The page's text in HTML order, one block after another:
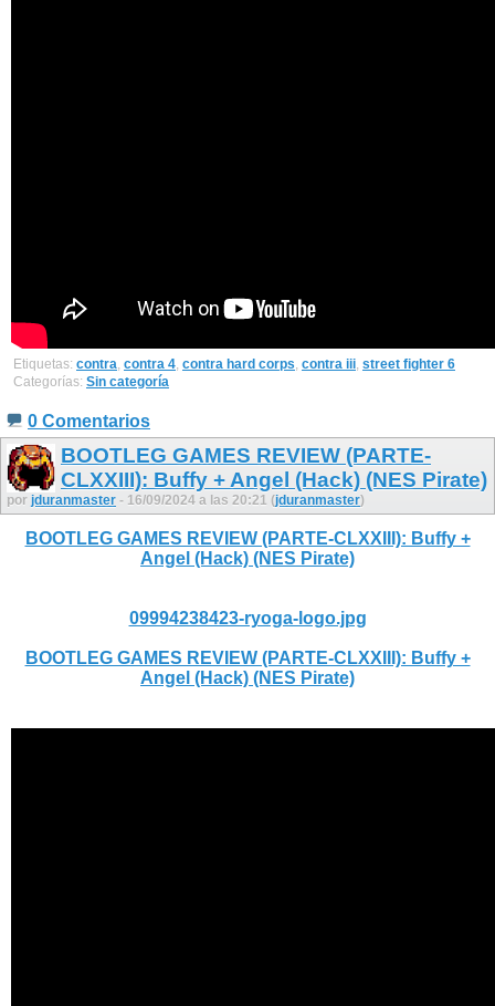
Etiquetas: contra, contra 4, contra hard corps, contra iii, street fighter 6
Categorías: Sin categoría
0 Comentarios
BOOTLEG GAMES REVIEW (PARTE-
CLXXIII): Buffy + Angel (Hack) (NES Pirate)
por jduranmaster - 16/09/2024 a las 20:21 (jduranmaster)
BOOTLEG GAMES REVIEW (PARTE-CLXXIII): Buffy +
Angel (Hack) (NES Pirate)
09994238423-ryoga-logo.jpg
BOOTLEG GAMES REVIEW (PARTE-CLXXIII): Buffy +
Angel (Hack) (NES Pirate)